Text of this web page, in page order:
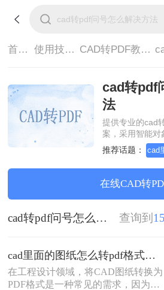
首页> 使用技巧> CAD转PDF教程>
cad转pdf
法
提供专业的cad
案，采用智能对
1:1高保真还原
量处理，全链路
助您快速实现
法，无需安装，
推荐话题：
在线CAD转
cad转pdf问号怎么解决方法 查询到
cad里面的图纸怎么转pdf格式？试试这3种方法！
在工程设计领域，将CAD图纸转换为
PDF格式是一种常见的需求，因为